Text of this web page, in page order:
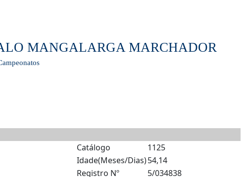
MANGALARGA MARCHADOR
Catálogo
1125
Idade(Meses/Dias)54,14
Registro Nº
5/034838